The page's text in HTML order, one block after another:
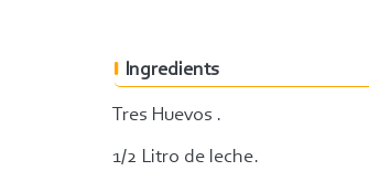
Ingredients
Tres Huevos .
1/2 Litro de leche.